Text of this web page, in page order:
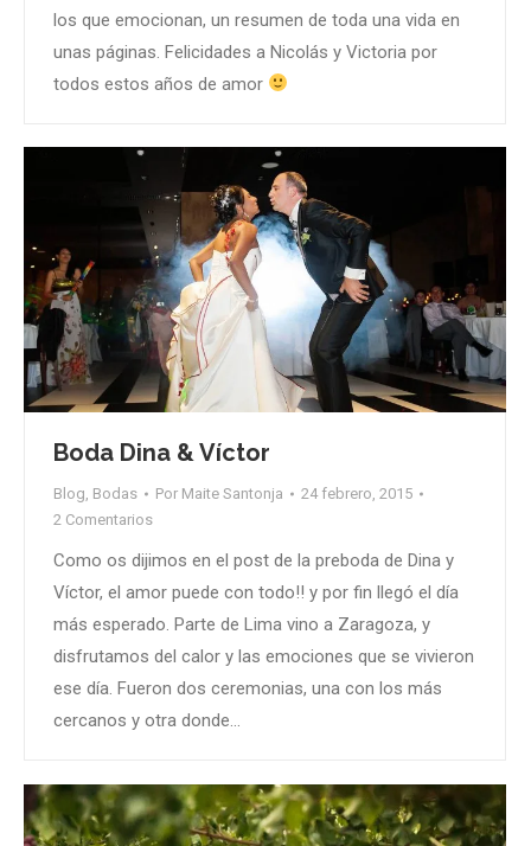
los que emocionan, un resumen de toda una vida en
unas páginas. Felicidades a Nicolás y Victoria por
todos estos años de amor
Boda Dina & Víctor
Blog, Bodas Por Maite Santonja
24 febrero, 2015
2 Comentarios
Como os dijimos en el post de la preboda de Dina y
Víctor, el amor puede con todo!! y por fin llegó el día
más esperado. Parte de Lima vino a Zaragoza, y
disfrutamos del calor y las emociones que se vivieron
ese día. Fueron dos ceremonias, una con los más
cercanos y otra donde…